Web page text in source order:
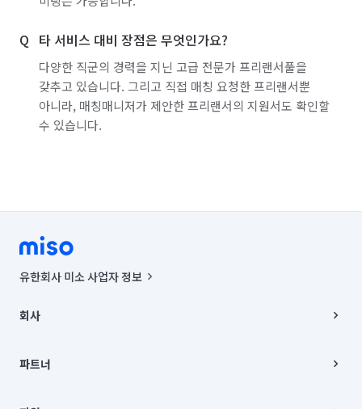
타 서비스 대비 장점은 무엇인가요?
다양한 직군의 경력을 지닌 고급 전문가 프리랜서풀을
갖추고 있습니다. 그리고 직접 매칭 요청한 프리랜서뿐
아니라, 매칭매니저가 제안한 프리랜서의 지원서도 확인할
수 있습니다.
유한회사 미소 사업자 정보
00019 |
주소 | 본사: 서울특별시 종로구 율곡로 6(중학동, 트윈트리빌딩) B동 5층
컨택센터 : 서울특별시 종로구 수송동 율곡로 24, 7층, 8층 미소
회사
채용
파트너